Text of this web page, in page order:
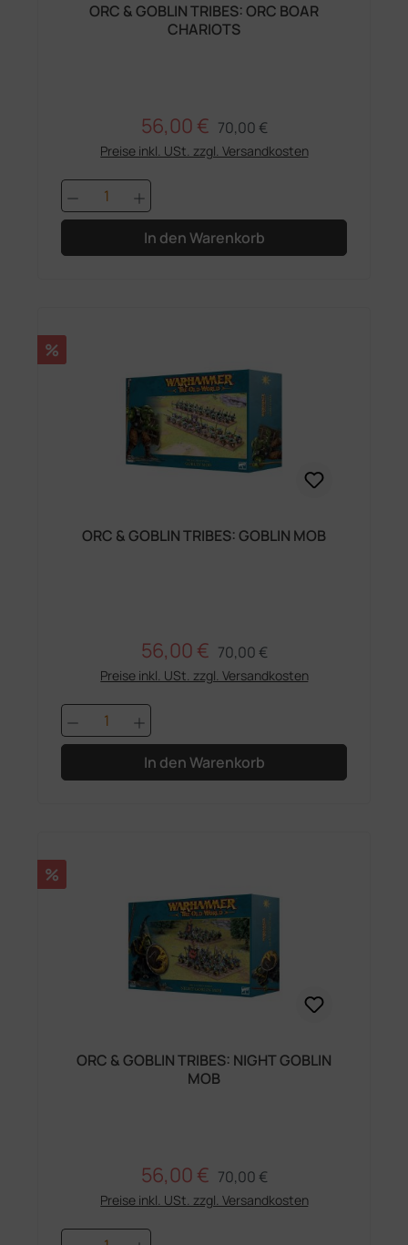
ORC & GOBLIN TRIBES: ORC BOAR
CHARIOTS
Verkaufspreis:
56,00 € Regulärer Preis:
70,00 €
Preise inkl. USt. zzgl. Versandkosten
Produkt Anzahl: Gib den
In den Warenkorb
Rabatt
%
ORC & GOBLIN TRIBES: GOBLIN MOB
Verkaufspreis:
56,00 € Regulärer Preis:
70,00 €
Preise inkl. USt. zzgl. Versandkosten
Produkt Anzahl: Gib den
In den Warenkorb
Rabatt
%
ORC & GOBLIN TRIBES: NIGHT GOBLIN
MOB
Verkaufspreis:
56,00 € Regulärer Preis:
70,00 €
Preise inkl. USt. zzgl. Versandkosten